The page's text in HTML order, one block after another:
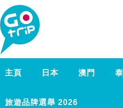
主頁 日本 澳門
旅遊品牌選舉 2026